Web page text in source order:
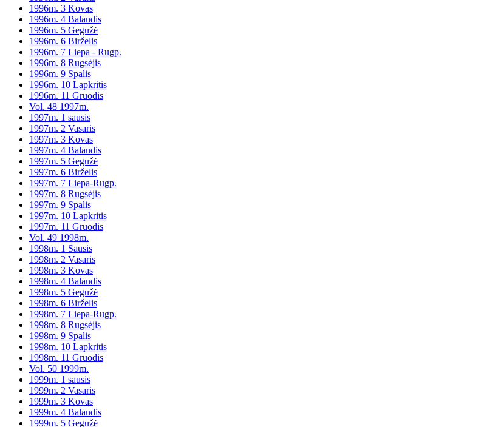
1996m. 3 Kovas
1996m. 4 Balandis
1996m. 5 Gegužė
1996m. 6 Birželis
1996m. 7 Liepa - Rugp.
1996m. 8 Rugsėjis
1996m. 9 Spalis
1996m. 10 Lapkritis
1996m. 11 Gruodis
Vol. 48 1997m.
1997m. 1 sausis
1997m. 2 Vasaris
1997m. 3 Kovas
1997m. 4 Balandis
1997m. 5 Gegužė
1997m. 6 Birželis
1997m. 7 Liepa-Rugp.
1997m. 8 Rugsėjis
1997m. 9 Spalis
1997m. 10 Lapkritis
1997m. 11 Gruodis
Vol. 49 1998m.
1998m. 1 Sausis
1998m. 2 Vasaris
1998m. 3 Kovas
1998m. 4 Balandis
1998m. 5 Gegužė
1998m. 6 Birželis
1998m. 7 Liepa-Rugp.
1998m. 8 Rugsėjis
1998m. 9 Spalis
1998m. 10 Lapkritis
1998m. 11 Gruodis
Vol. 50 1999m.
1999m. 1 sausis
1999m. 2 Vasaris
1999m. 3 Kovas
1999m. 4 Balandis
1999m. 5 Gegužė